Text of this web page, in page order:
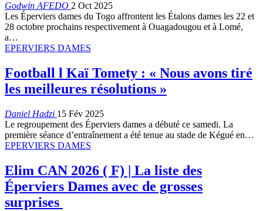
Godwin AFEDO 2 Oct 2025
Les Éperviers dames du Togo affrontent les Étalons dames les 22 et
28 octobre prochains respectivement à Ouagadougou et à Lomé,
a…
EPERVIERS DAMES
Football l Kaï Tomety : « Nous avons tiré
les meilleures résolutions »
Daniel Hadzi 15 Fév 2025
Le regroupement des Éperviers dames a débuté ce samedi. La
première séance d’entraînement a été tenue au stade de Kégué en…
EPERVIERS DAMES
Elim CAN 2026 ( F) | La liste des
Éperviers Dames avec de grosses
surprises